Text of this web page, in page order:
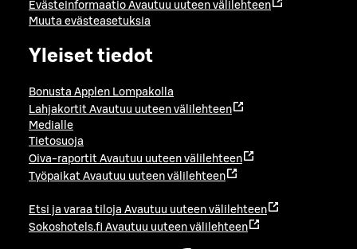
Evästeinformaatio Avautuu uuteen välilehteen
Muuta evästeasetuksia
Yleiset tiedot
Bonusta Applen Lompakolla
Lahjakortit Avautuu uuteen välilehteen
Medialle
Tietosuoja
Oiva-raportit Avautuu uuteen välilehteen
Työpaikat Avautuu uuteen välilehteen
Etsi ja varaa tiloja Avautuu uuteen välilehteen
Sokoshotels.fi Avautuu uuteen välilehteen